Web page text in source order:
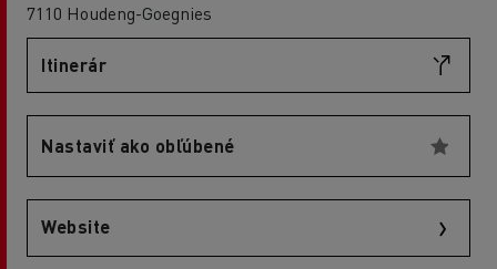
7110 Houdeng-Goegnies
Itinerár
Nastaviť ako obľúbené
Website